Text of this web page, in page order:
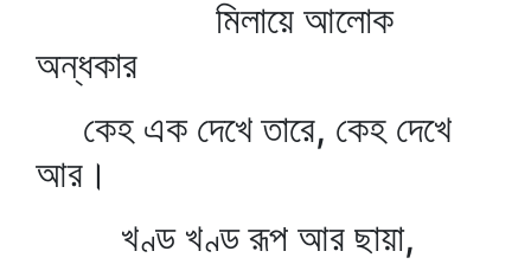
মিলায়ে আলোক
অন্ধকার
কেহ এক দেখে তারে, কেহ দেখে
আর।
খণ্ড খণ্ড রূপ আর ছায়া,